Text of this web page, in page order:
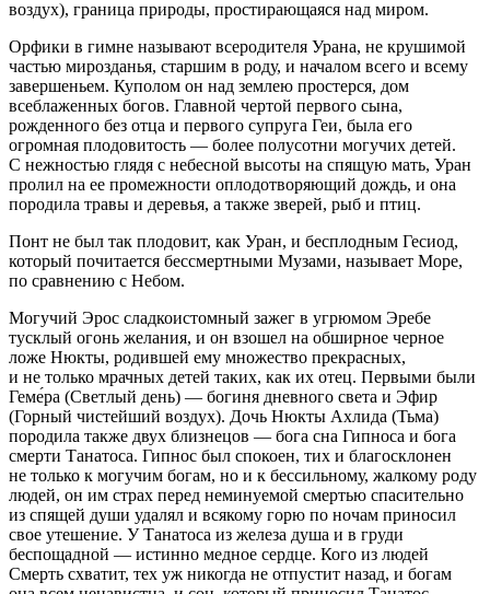
воздух), граница природы, простирающаяся над миром.
Орфики в гимне называют всеродителя Урана, не крушимой
частью мирозданья, старшим в роду, и началом всего и всему
завершеньем. Куполом он над землею простерся, дом
всеблаженных богов. Главной чертой первого сына,
рожденного без отца и первого супруга Геи, была его
огромная плодовитость — более полусотни могучих детей.
С нежностью глядя с небесной высоты на спящую мать, Уран
пролил на ее промежности оплодотворяющий дождь, и она
породила травы и деревья, а также зверей, рыб и птиц.
Понт не был так плодовит, как Уран, и бесплодным Гесиод,
который почитается бессмертными Музами, называет Море,
по сравнению с Небом.
Могучий Эрос сладкоистомный зажег в угрюмом Эребе
тусклый огонь желания, и он взошел на обширное черное
ложе Нюкты, родившей ему множество прекрасных,
и не только мрачных детей таких, как их отец. Первыми были
Геме́ра (Светлый день) — богиня дневного света и Эфир
(Горный чистейший воздух). Дочь Нюкты Ахлида (Тьма)
породила также двух близнецов — бога сна Гипноса и бога
смерти Танатоса. Гипнос был спокоен, тих и благосклонен
не только к могучим богам, но и к бессильному, жалкому роду
людей, он им страх перед неминуемой смертью спасительно
из спящей души удалял и всякому горю по ночам приносил
свое утешение. У Танатоса из железа душа и в груди
беспощадной — истинно медное сердце. Кого из людей
Смерть схватит, тех уж никогда не отпустит назад, и богам